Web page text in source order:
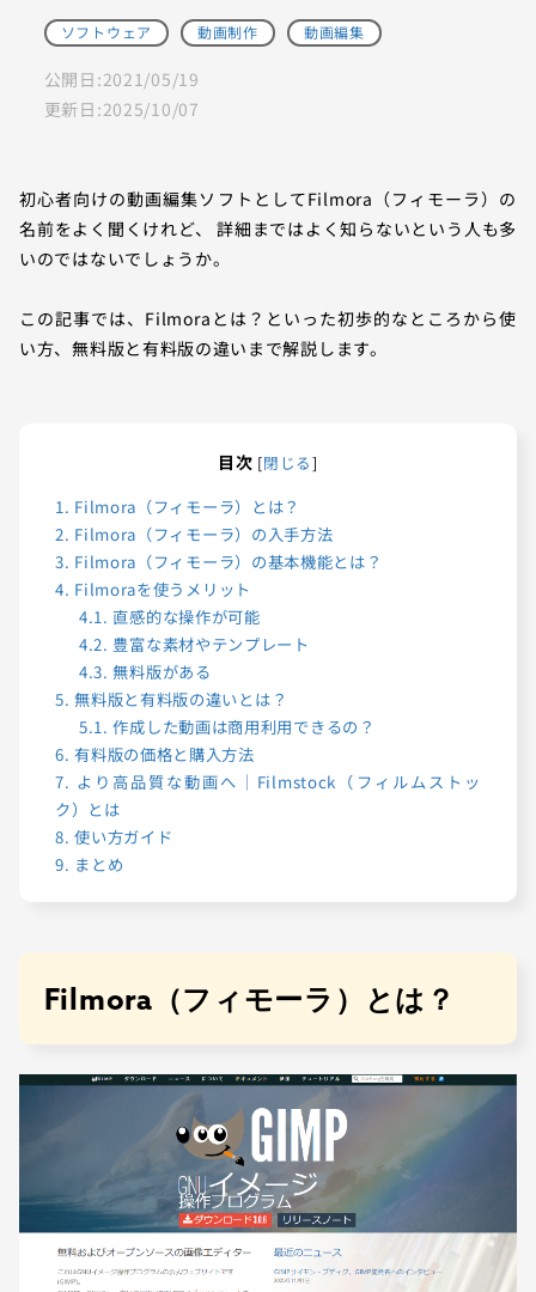
ソフトウェア 動画制作 動画編集
公開日:2021/05/19
更新日:2025/10/07
初心者向けの動画編集ソフトとしてFilmora（フィモーラ）の
名前をよく聞くけれど、 詳細まではよく知らないという人も多
いのではないでしょうか。
この記事では、Filmoraとは？といった初歩的なところから使
い方、無料版と有料版の違いまで解説します。
目次 [閉じる]
1. Filmora（フィモーラ）とは？
2. Filmora（フィモーラ）の入手方法
3. Filmora（フィモーラ）の基本機能とは？
4. Filmoraを使うメリット
4.1. 直感的な操作が可能
4.2. 豊富な素材やテンプレート
4.3. 無料版がある
5. 無料版と有料版の違いとは？
5.1. 作成した動画は商用利用できるの？
6. 有料版の価格と購入方法
7. より高品質な動画へ｜Filmstock（フィルムストッ
ク）とは
8. 使い方ガイド
9. まとめ
Filmora（フィモーラ）とは？